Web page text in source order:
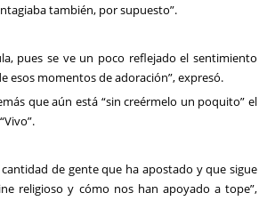
también, por supuesto”.
pues se ve un poco reflejado el sentimiento
esos momentos de adoración”, expresó.
que aún está “sin creérmelo un poquito” el
de gente que ha apostado y que sigue
religioso y cómo nos han apoyado a tope”,